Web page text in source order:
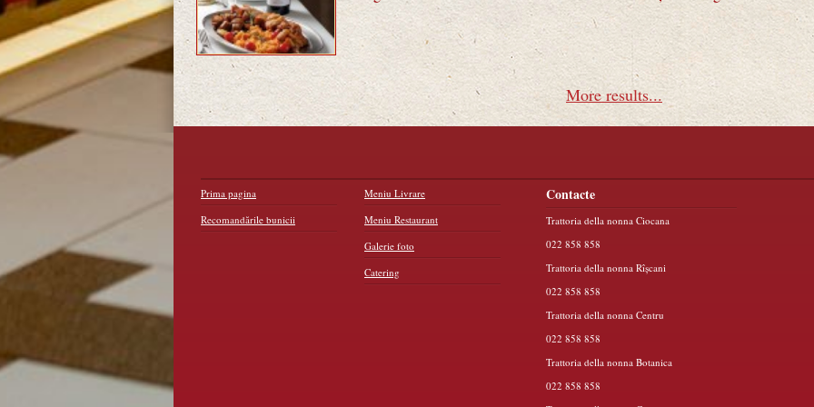
More results...
Prima pagina
Recomandările bunicii
Meniu Livrare
Meniu Restaurant
Galerie foto
Catering
Contacte
Trattoria della nonna Ciocana
022 858 858
Trattoria della nonna Rîșcani
022 858 858
Trattoria della nonna Centru
022 858 858
Trattoria della nonna Botanica
022 858 858